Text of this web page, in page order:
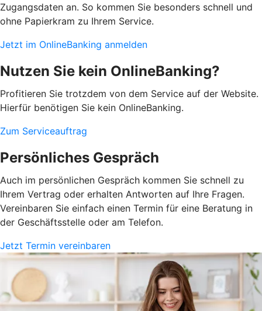
Zugangsdaten an. So kommen Sie besonders schnell und
ohne Papierkram zu Ihrem Service.
Jetzt im OnlineBanking anmelden
Nutzen Sie kein OnlineBanking?
Profitieren Sie trotzdem von dem Service auf der Website.
Hierfür benötigen Sie kein OnlineBanking.
Zum Serviceauftrag
Persönliches Gespräch
Auch im persönlichen Gespräch kommen Sie schnell zu
Ihrem Vertrag oder erhalten Antworten auf Ihre Fragen.
Vereinbaren Sie einfach einen Termin für eine Beratung in
der Geschäftsstelle oder am Telefon.
Jetzt Termin vereinbaren